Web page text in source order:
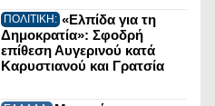
ΠΟΛΙΤΙΚΗ: «Ελπίδα για τη
Δημοκρατία»: Σφοδρή
επίθεση Αυγερινού κατά
Καρυστιανού και Γρατσία